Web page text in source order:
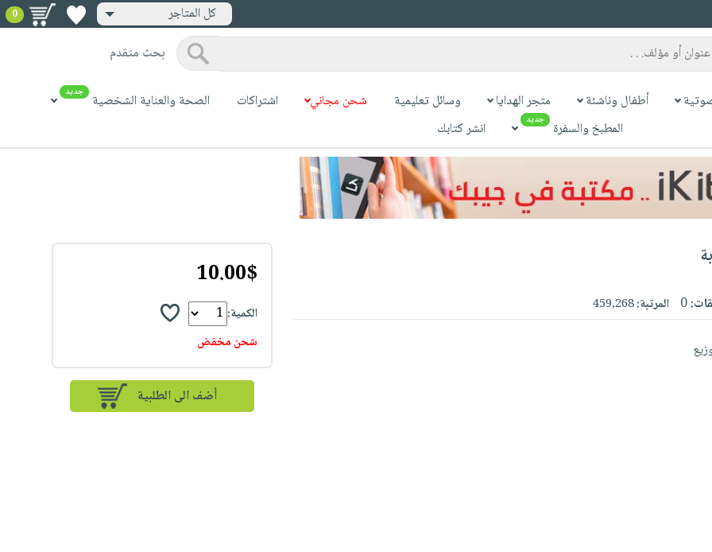
كل المتاجر 0
بحث متقدم
أطفال وناشئة متجر الهدايا وسائل تعليمية شحن مجاني اشتراكات الصحة والعناية الشخصية جديد
المطبخ والسفرة جديد انشر كتابك
0 المرتبة:459,268
10.00$
الكمية:
شحن مخفض
أضف الى الطلبية